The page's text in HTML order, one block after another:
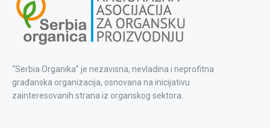
“Serbia Organika” je nezavisna, nevladina i neprofitna
građanska organizacija, osnovana na inicijativu
zainteresovanih strana iz organskog sektora.